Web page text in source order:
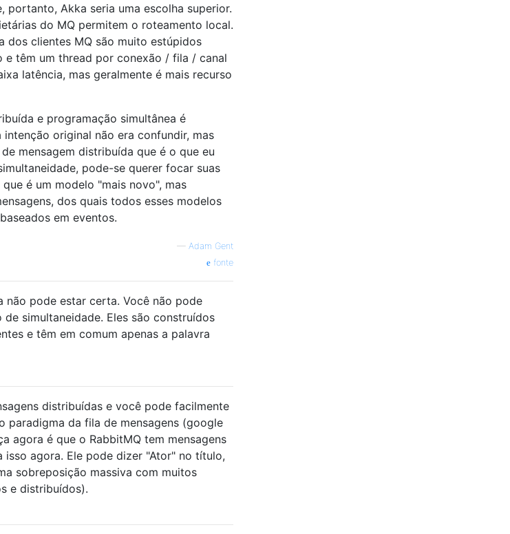
Akka seria uma escolha superior.
do MQ permitem o roteamento local.
dos clientes MQ são muito estúpidos
e têm um thread por conexão / fila / canal
latência, mas geralmente é mais recurso
e programação simultânea é
original não era confundir, mas
mensagem distribuída que é o que eu
pode-se querer focar suas
é um modelo "mais novo", mas
dos quais todos esses modelos
em eventos.
— Adam Gent
fonte
não pode estar certa. Você não pode
simultaneidade. Eles são construídos
e têm em comum apenas a palavra
distribuídas e você pode facilmente
paradigma da fila de mensagens (google
agora é que o RabbitMQ tem mensagens
agora. Ele pode dizer "Ator" no título,
sobreposição massiva com muitos
e distribuídos).